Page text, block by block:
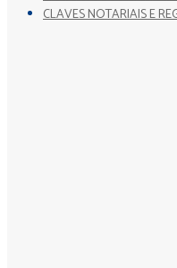
Bens 2.0, destinada ao
bens específicos ou do
A normativa tem efeito em
Normas (provimento 149/
A alteração revoga o
cadastramento das ordens
como foi editado traz
A Constituição da República
exclusividade, a
CLAVES NOTARIAIS E